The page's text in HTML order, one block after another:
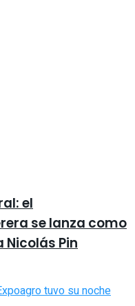
el
se lanza como
Pin